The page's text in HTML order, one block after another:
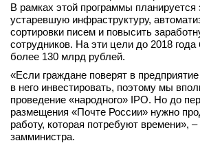
В рамках этой программы планируется
устаревшую инфраструктуру,
сортировки писем и повысить
сотрудников. На эти цели до 2018 года
более 130 млрд рублей.
«Если граждане поверят в
в него инвестировать, поэтому мы
проведение «народного» IPO. Но до
размещения «Почте России» нужно
работу, которая потребуют времени»,
замминистра.